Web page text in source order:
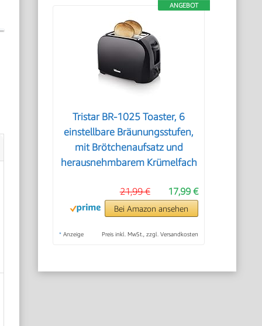
ANGEBOT
Tristar BR-1025 Toaster, 6
einstellbare Bräunungsstufen,
mit Brötchenaufsatz und
herausnehmbarem Krümelfach
17,99 €
21,99 €
Bei Amazon ansehen
* Anzeige Preis inkl. MwSt., zzgl. Versandkosten